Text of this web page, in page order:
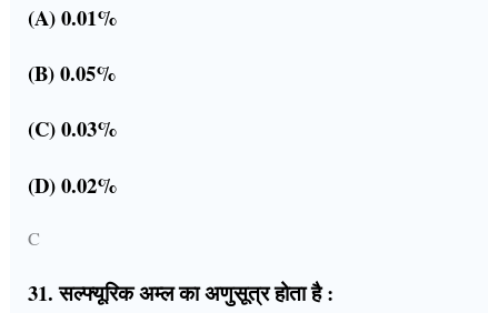
(A) 0.01%
(B) 0.05%
(C) 0.03%
(D) 0.02%
C
31. सल्फ्यूरिक अम्ल का अणुसूत्र होता है :